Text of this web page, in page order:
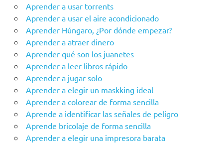
Aprender a usar torrents
Aprender a usar el aire acondicionado
Aprender Húngaro, ¿Por dónde empezar?
Aprender a atraer dinero
Aprender qué son los juanetes
Aprender a leer libros rápido
Aprender a jugar solo
Aprender a elegir un maskking ideal
Aprender a colorear de forma sencilla
Aprende a identificar las señales de peligro
Aprende bricolaje de forma sencilla
Aprender a elegir una impresora barata